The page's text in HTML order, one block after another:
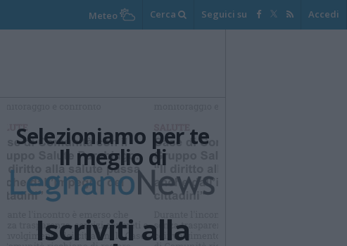
Meteo Cerca Seguici su Accedi
Selezioniamo per te
Il meglio di
Iscriviti alla